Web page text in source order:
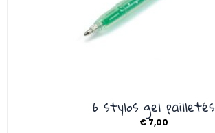
6 stylos gel pailletés
€7,00